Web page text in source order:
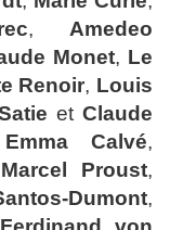
, Amedeo
Monet, Le
Renoir, Louis
etClaude
Emma Calvé,
Proust,
Dumont,